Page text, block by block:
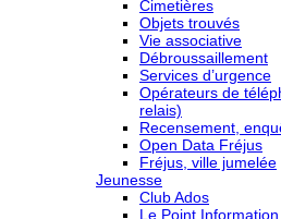
Cimetières
Objets trouvés
Vie associative
Débroussaillement
Services d’urgence
Opérateurs de
relais)
Recensement,
Open Data Fréjus
Fréjus, ville jumelée
Jeunesse
Club Ados
Le Point